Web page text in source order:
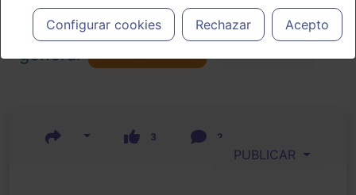
profesionales facultados prescribir medicamentos y decidir, en
cada caso concreto, el tratamiento más adecuado a las
necesidades del paciente.
Configurar cookies Rechazar Acepto
Actualidad y Artículos|Psicología
general
3 2
PUBLICAR